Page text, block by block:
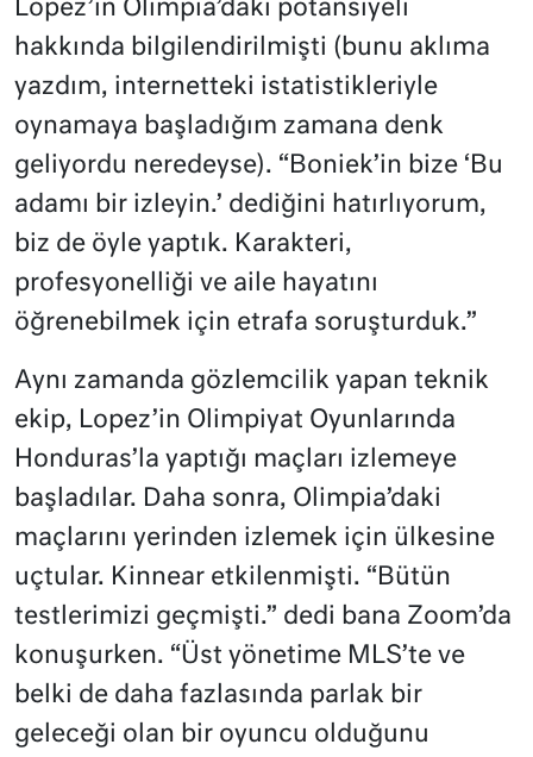
Lopez’in Olimpia’daki potansiyeli
hakkında bilgilendirilmişti (bunu aklıma
yazdım, internetteki istatistikleriyle
oynamaya başladığım zamana denk
geliyordu neredeyse). “Boniek’in bize ‘Bu
adamı bir izleyin.’ dediğini hatırlıyorum,
biz de öyle yaptık. Karakteri,
profesyonelliği ve aile hayatını
öğrenebilmek için etrafa soruşturduk.”
Aynı zamanda gözlemcilik yapan teknik
ekip, Lopez’in Olimpiyat Oyunlarında
Honduras’la yaptığı maçları izlemeye
başladılar. Daha sonra, Olimpia’daki
maçlarını yerinden izlemek için ülkesine
uçtular. Kinnear etkilenmişti. “Bütün
testlerimizi geçmişti.” dedi bana Zoom’da
konuşurken. “Üst yönetime MLS’te ve
belki de daha fazlasında parlak bir
geleceği olan bir oyuncu olduğunu